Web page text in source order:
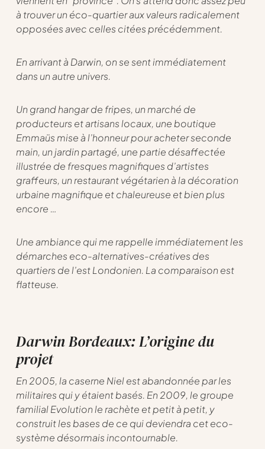
à trouver un éco-quartier aux valeurs radicalement
opposées avec celles citées précédemment.
En arrivant à Darwin, on se sent immédiatement
dans un autre univers.
Un grand hangar de fripes, un marché de
producteurs et artisans locaux, une boutique
Emmaüs mise à l’honneur pour acheter seconde
main, un jardin partagé, une partie désaffectée
illustrée de fresques magnifiques d’artistes
graffeurs, un restaurant végétarien à la décoration
urbaine magnifique et chaleureuse et bien plus
encore …
Une ambiance qui me rappelle immédiatement les
démarches eco-alternatives-créatives des
quartiers de l’est Londonien. La comparaison est
flatteuse.
Darwin Bordeaux: L’origine du
projet
En 2005, la caserne Niel est abandonnée par les
militaires qui y étaient basés. En 2009, le groupe
familial Evolution le rachète et petit à petit, y
construit les bases de ce qui deviendra cet eco-
système désormais incontournable.